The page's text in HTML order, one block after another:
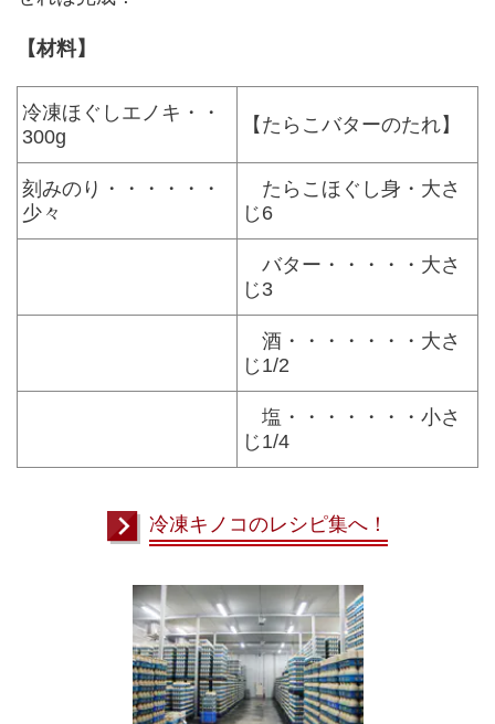
【材料】
冷凍ほぐしエノキ・・
300g
【たらこバターのたれ】
刻みのり・・・・・・
少々
たらこほぐし身・大さ
じ6
バター・・・・・大さ
じ3
酒・・・・・・・大さ
じ1/2
塩・・・・・・・小さ
じ1/4
冷凍キノコのレシピ集へ！